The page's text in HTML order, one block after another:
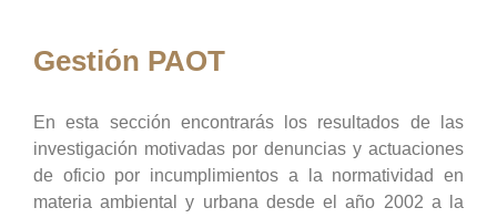
Gestión PAOT
En esta sección encontrarás los resultados de las
investigación motivadas por denuncias y actuaciones
de oficio por incumplimientos a la normatividad en
materia ambiental y urbana desde el año 2002 a la